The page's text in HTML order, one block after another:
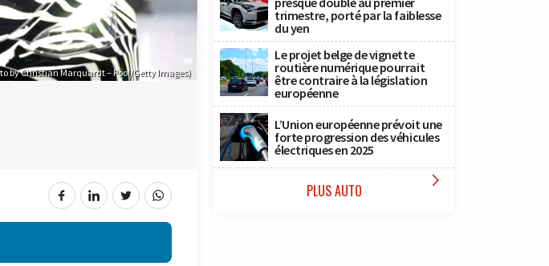
by Christian Marquardt – Pool/Getty Images)
trimestre, porté par la faiblesse
du yen
Le projet belge de vignette
routière numérique pourrait
être contraire à la législation
européenne
L’Union européenne prévoit une
forte progression des véhicules
électriques en 2025
PLUS AUTO 